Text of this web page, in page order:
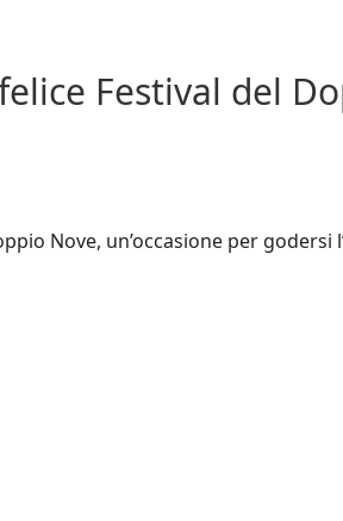
Festival del
Nove, un’occasione per godersi